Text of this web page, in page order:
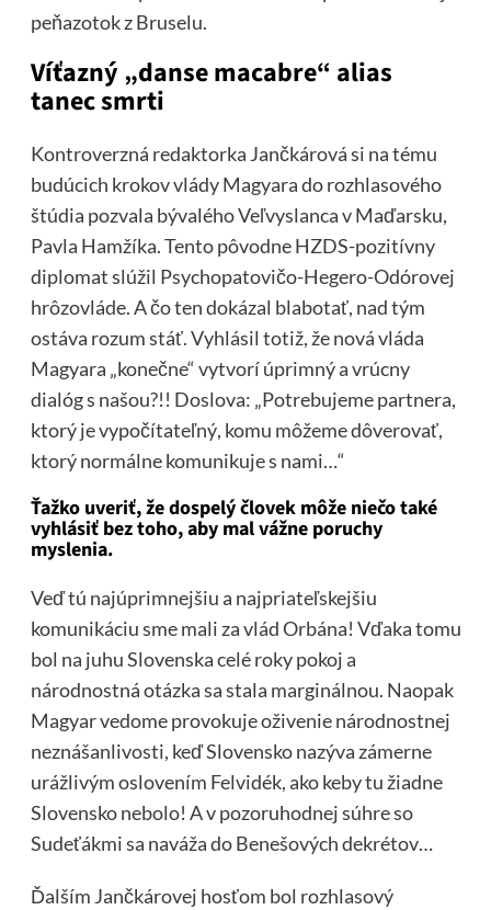
peňazotok z Bruselu.
Víťazný „danse macabre“ alias
tanec smrti
Kontroverzná redaktorka Jančkárová si na tému
budúcich krokov vlády Magyara do rozhlasového
štúdia pozvala bývalého Veľvyslanca v Maďarsku,
Pavla Hamžíka. Tento pôvodne HZDS-pozitívny
diplomat slúžil Psychopatovičo-Hegero-Odórovej
hrôzovláde. A čo ten dokázal blabotať, nad tým
ostáva rozum stáť. Vyhlásil totiž, že nová vláda
Magyara „konečne“ vytvorí úprimný a vrúcny
dialóg s našou?!! Doslova: „Potrebujeme partnera,
ktorý je vypočítateľný, komu môžeme dôverovať,
ktorý normálne komunikuje s nami…“
Ťažko uveriť, že dospelý človek môže niečo také
vyhlásiť bez toho, aby mal vážne poruchy
myslenia.
Veď tú najúprimnejšiu a najpriateľskejšiu
komunikáciu sme mali za vlád Orbána! Vďaka tomu
bol na juhu Slovenska celé roky pokoj a
národnostná otázka sa stala marginálnou. Naopak
Magyar vedome provokuje oživenie národnostnej
neznášanlivosti, keď Slovensko nazýva zámerne
urážlivým oslovením Felvidék, ako keby tu žiadne
Slovensko nebolo! A v pozoruhodnej súhre so
Sudeťákmi sa naváža do Benešových dekrétov…
Ďalším Jančkárovej hosťom bol rozhlasový